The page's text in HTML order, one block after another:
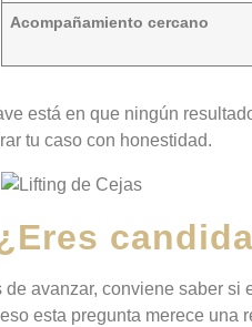
Acompañamiento cercano
está en que ningún
tu caso con honestidad.
de avanzar, conviene saber si
esta pregunta merece una